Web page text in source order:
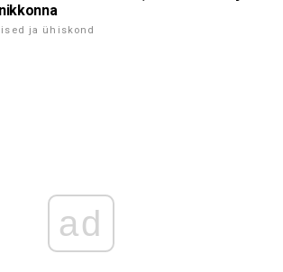
ja ühiskond
ad